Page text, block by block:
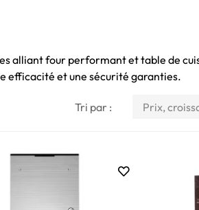
alliant four performant et table de
efficacité et une sécurité garanties.
Tri par : Prix,